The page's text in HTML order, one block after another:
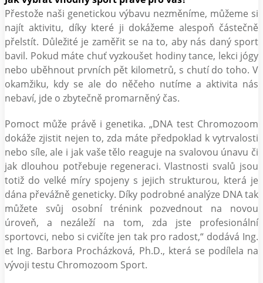
Přestože naši genetickou výbavu nezměníme, můžeme si
najít aktivitu, díky které ji dokážeme alespoň částečně
přelstít. Důležité je zaměřit se na to, aby nás daný sport
bavil. Pokud máte chuť vyzkoušet hodiny tance, lekci jógy
nebo uběhnout prvních pět kilometrů, s chutí do toho. V
okamžiku, kdy se ale do něčeho nutíme a aktivita nás
nebaví, jde o zbytečně promarněný čas.
Pomoct může právě i genetika. „DNA test Chromozoom
dokáže zjistit nejen to, zda máte předpoklad k vytrvalosti
nebo síle, ale i jak vaše tělo reaguje na svalovou únavu či
jak dlouhou potřebuje regeneraci. Vlastnosti svalů jsou
totiž do velké míry spojeny s jejich strukturou, která je
dána převážně geneticky. Díky podrobné analýze DNA tak
můžete svůj osobní trénink pozvednout na novou
úroveň, a nezáleží na tom, zda jste profesionální
sportovci, nebo si cvičíte jen tak pro radost,“ dodává Ing.
et Ing. Barbora Procházková, Ph.D., která se podílela na
vývoji testu Chromozoom Sport.